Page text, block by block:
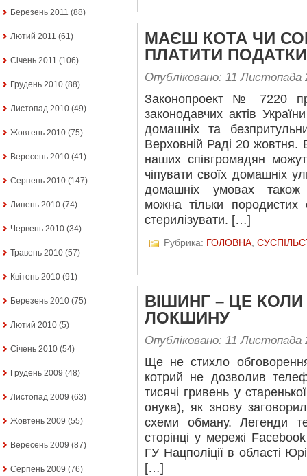
Березень 2011 (88)
Лютий 2011 (61)
Січень 2011 (106)
Грудень 2010 (88)
Листопад 2010 (49)
Жовтень 2010 (75)
Вересень 2010 (41)
Серпень 2010 (147)
Липень 2010 (74)
Червень 2010 (34)
Травень 2010 (57)
Квітень 2010 (91)
Березень 2010 (75)
Лютий 2010 (5)
Січень 2010 (54)
Грудень 2009 (48)
Листопад 2009 (63)
Жовтень 2009 (55)
Вересень 2009 (87)
Серпень 2009 (76)
МАЄШ КОТА ЧИ
ПЛАТИТИ ПОДАТКИ
Опубліковано: 11 Листопада
Законопроект № 7220
законодавчих актів
домашніх та
Верховній Раді 20 жовтня.
наших співгромадян
чіпувати своїх домашніх
домашніх умовах також
можна тільки породистих
стерилізувати. […]
Рубрика: ГОЛОВНА
ВІШИНГ – ЦЕ
ЛОКШИНУ
Опубліковано: 11 Листопада
Ще не стихло
котрий не дозволив
тисячі гривень у
онука), як знову
схеми обману. Легенди
сторінці у мережі
ГУ Нацполіції в області
[…]